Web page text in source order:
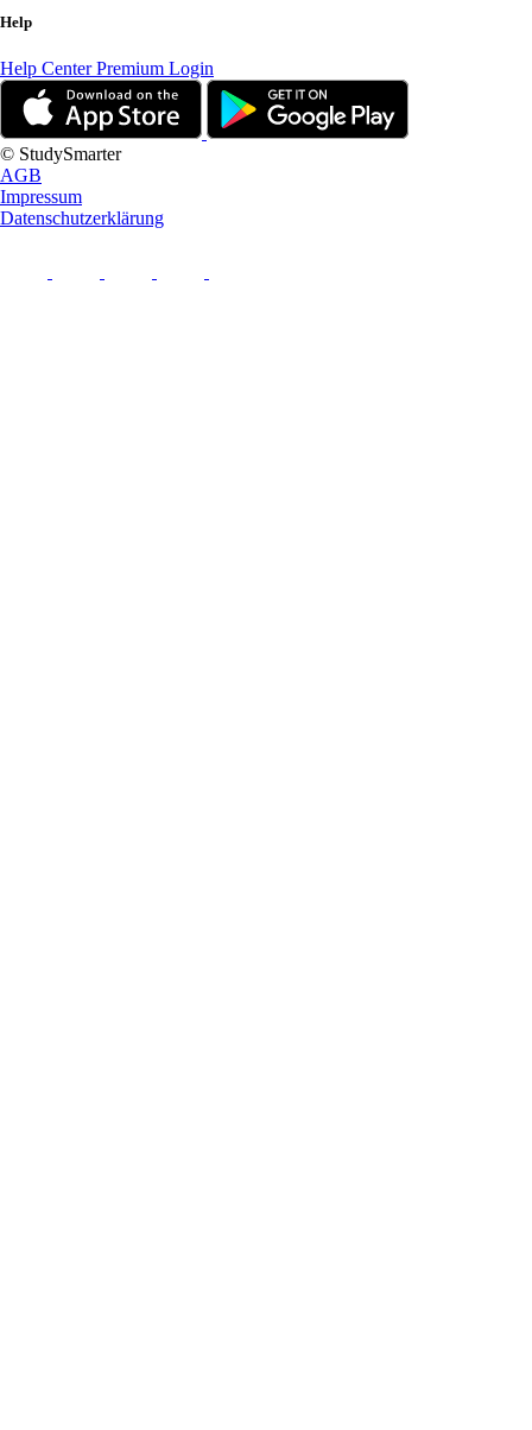
Help
Help CenterPremium Login
© StudySmarter
AGB
Impressum
Datenschutzerklärung